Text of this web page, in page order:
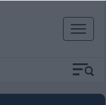
Toggle